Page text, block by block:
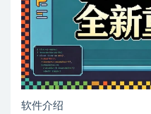
软件介绍